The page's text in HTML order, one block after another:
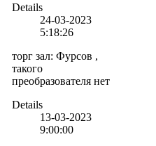
Details
24-03-2023
5:18:26
торг зал: Фурсов ,
такого
преобразователя нет
Details
13-03-2023
9:00:00